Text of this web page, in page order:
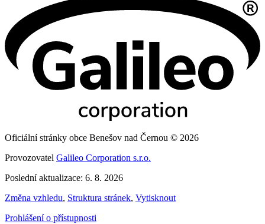
Oficiální stránky obce Benešov nad Černou © 2026
Provozovatel Galileo Corporation s.r.o.
Poslední aktualizace: 6. 8. 2026
Změna vzhledu, Struktura stránek, Vytisknout
Prohlášení o přístupnosti